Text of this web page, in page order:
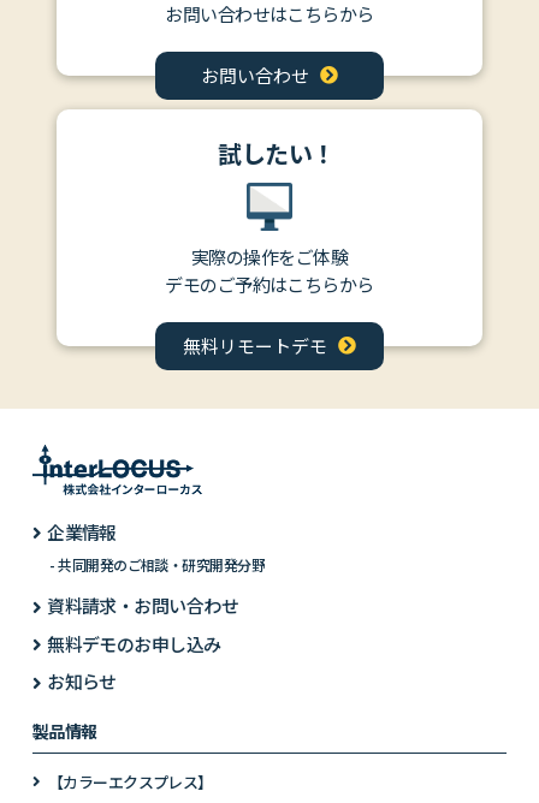
お問い合わせはこちらから
お問い合わせ
試したい！
実際の操作をご体験
デモのご予約はこちらから
無料リモートデモ
企業情報
共同開発のご相談・研究開発分野
資料請求・お問い合わせ
無料デモのお申し込み
お知らせ
製品情報
【カラーエクスプレス】